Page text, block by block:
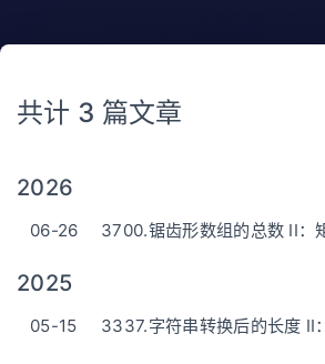
共计 3 篇文章
2026
06-26
2025
05-15